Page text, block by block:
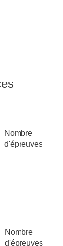
Nombre
d'épreuves
Nombre
d'épreuves